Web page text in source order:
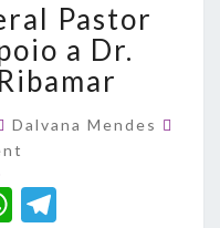
Pastor
a Dr.
Dalvana Mendes
W